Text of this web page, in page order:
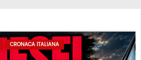
CRONACA ITALIANA